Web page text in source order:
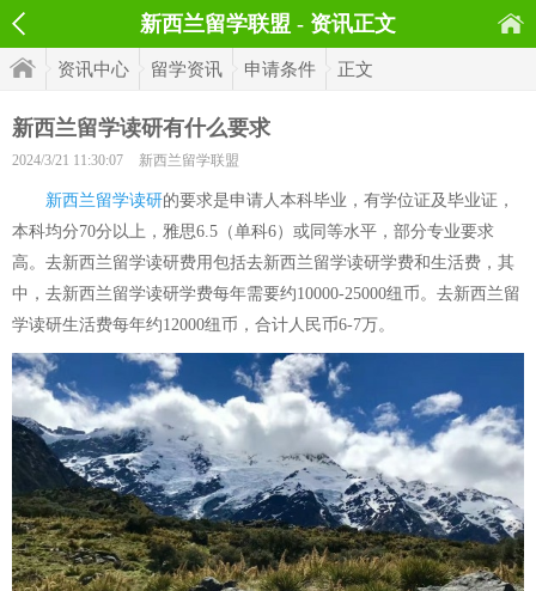
新西兰留学联盟 - 资讯正文
资讯中心 留学资讯 申请条件 正文
新西兰留学读研有什么要求
2024/3/21 11:30:07 新西兰留学联盟
新西兰留学读研的要求是申请人本科毕业，有学位证及毕业证，
本科均分70分以上，雅思6.5（单科6）或同等水平，部分专业要求
高。去新西兰留学读研费用包括去新西兰留学读研学费和生活费，其
中，去新西兰留学读研学费每年需要约10000-25000纽币。去新西兰留
学读研生活费每年约12000纽币，合计人民币6-7万。